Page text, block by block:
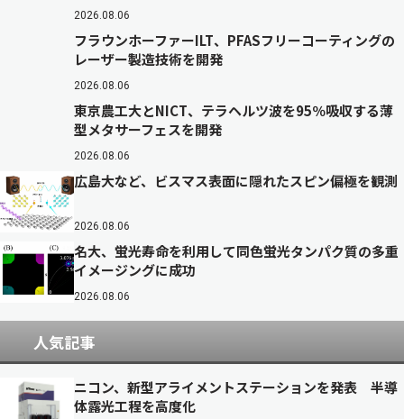
2026.08.06
フラウンホーファーILT、PFASフリーコーティングの
レーザー製造技術を開発
2026.08.06
東京農工大とNICT、テラヘルツ波を95％吸収する薄
型メタサーフェスを開発
2026.08.06
広島大など、ビスマス表面に隠れたスピン偏極を観測
2026.08.06
名大、蛍光寿命を利用して同色蛍光タンパク質の多重
イメージングに成功
2026.08.06
人気記事
ニコン、新型アライメントステーションを発表 半導
体露光工程を高度化